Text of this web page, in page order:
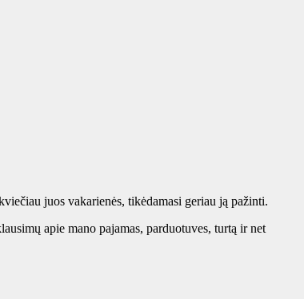
juos vakarienės, tikėdamasi geriau ją pažinti.
apie mano pajamas, parduotuves, turtą ir net